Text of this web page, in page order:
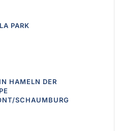
PARK
HAMELN DER
SCHAUMBURG